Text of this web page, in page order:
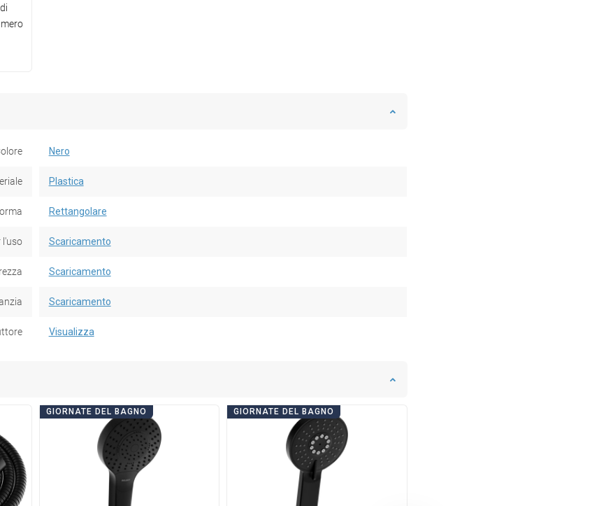
Nero
Plastica
Rettangolare
l'uso Scaricamento
Scaricamento
Scaricamento
Visualizza
GIORNATE DEL BAGNO GIORNATE DEL BAGNO